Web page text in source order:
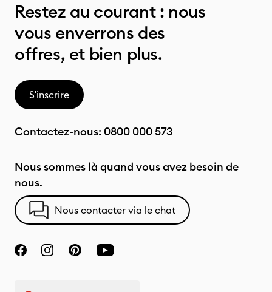
Restez au courant : nous
vous enverrons des
offres, et bien plus.
S'inscrire
Contactez-nous: 0800 000 573
Nous sommes là quand vous avez besoin de
nous.
Nous contacter via le chat